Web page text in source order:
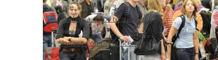
hace 1 semana, 3 días
Academia o por tu cuenta
hace 3 meses
Skytest Compartir licencia
hace 3 meses